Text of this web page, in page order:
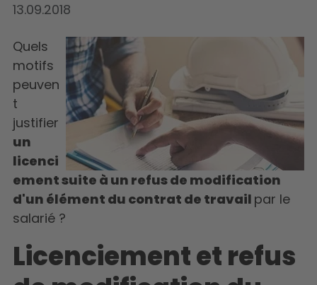
13.09.2018
Quels
motifs
peuven
t
justifier
un
licenci
ement suite à un refus de modification
d'un élément du contrat de travail par le
salarié ?
Licenciement et refus